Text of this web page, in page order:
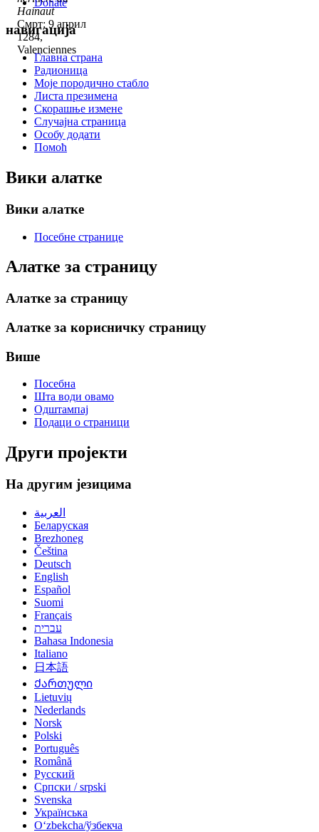
Hainaut
Смрт: 9 април
1284,
Valenciennes
навигација
Главна страна
Радионица
Моје породично стабло
Листа презимена
Скорашње измене
Случајна страница
Особу додати
Помоћ
Вики алатке
Вики алатке
Посебне странице
Алатке за страницу
Алатке за страницу
Алатке за корисничку страницу
Више
Посебна
Шта води овамо
Одштампај
Подаци о страници
Други пројекти
На другим језицима
العربية
Беларуская
Brezhoneg
Čeština
Deutsch
English
Español
Suomi
Français
עברית
Bahasa Indonesia
Italiano
日本語
Ქართული
Lietuvių
Nederlands
Norsk
Polski
Português
Română
Русский
Српски / srpski
Svenska
Українська
Oʻzbekcha/ўзбекча